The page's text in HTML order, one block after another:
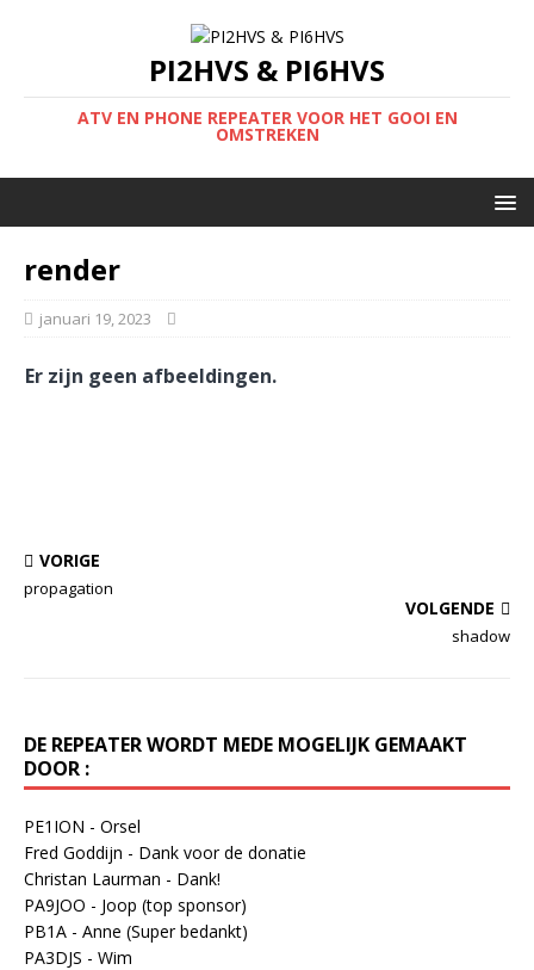
PI2HVS & PI6HVS
ATV EN PHONE REPEATER VOOR HET GOOI EN
OMSTREKEN
render
januari 19, 2023
Er zijn geen afbeeldingen.
VORIGE
propagation
VOLGENDE
shadow
DE REPEATER WORDT MEDE MOGELIJK GEMAAKT
DOOR :
PE1ION - Orsel
Fred Goddijn - Dank voor de donatie
Christan Laurman - Dank!
PA9JOO - Joop (top sponsor)
PB1A - Anne (Super bedankt)
PA3DJS - Wim